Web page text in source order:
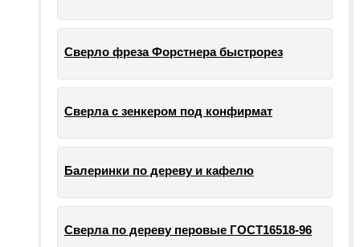
Сверло фреза Форстнера быстрорез
Сверла с зенкером под конфирмат
Балеринки по дереву и кафелю
Сверла по дереву перовые ГОСТ16518-96